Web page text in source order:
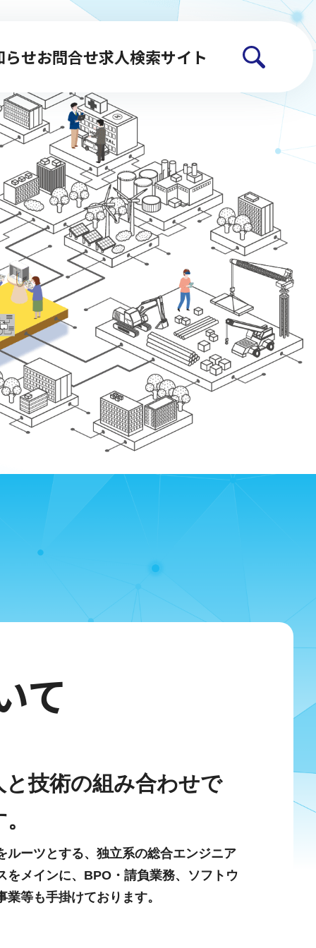
らせお問合せ求人検索サイト
て
と技術の組み合わせで
ルーツとする、独立系の総合エンジニア
をメインに、BPO・請負業務、ソフトウ
等も手掛けております。